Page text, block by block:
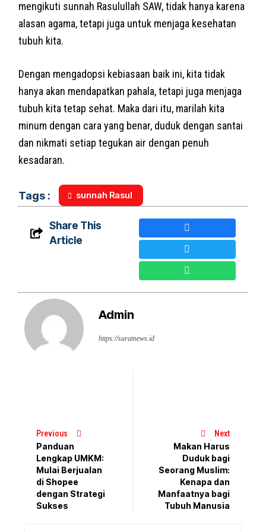
mengikuti sunnah Rasulullah SAW, tidak hanya karena
alasan agama, tetapi juga untuk menjaga kesehatan
tubuh kita.
Dengan mengadopsi kebiasaan baik ini, kita tidak
hanya akan mendapatkan pahala, tetapi juga menjaga
tubuh kita tetap sehat. Maka dari itu, marilah kita
minum dengan cara yang benar, duduk dengan santai
dan nikmati setiap tegukan air dengan penuh
kesadaran.
Tags : sunnah Rasul
Share This
Article
Admin
https://suratnews.id
Previous
Panduan
Lengkap UMKM:
Mulai Berjualan
di Shopee
dengan Strategi
Sukses
Next
Makan Harus
Duduk bagi
Seorang Muslim:
Kenapa dan
Manfaatnya bagi
Tubuh Manusia